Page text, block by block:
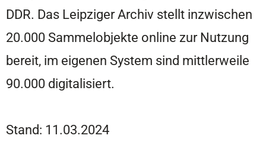
DDR. Das Leipziger Archiv stellt inzwischen
20.000 Sammelobjekte online zur Nutzung
bereit, im eigenen System sind mittlerweile
90.000 digitalisiert.
Stand: 11.03.2024